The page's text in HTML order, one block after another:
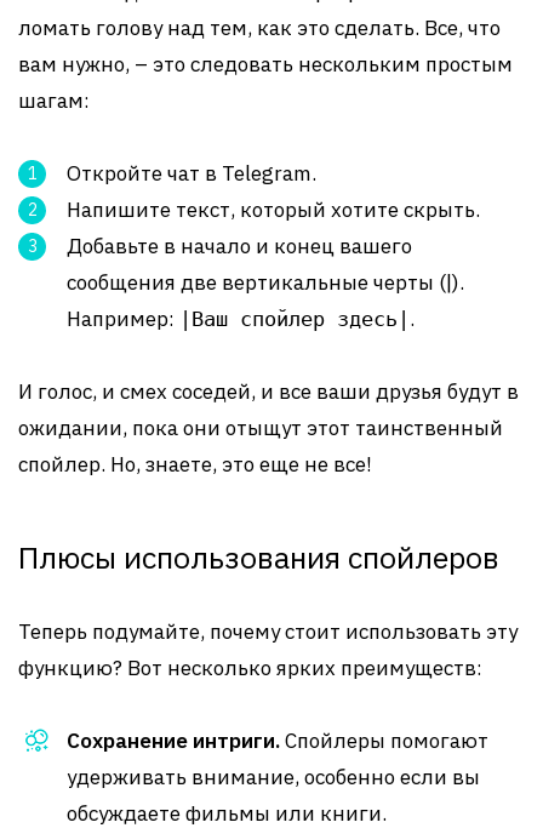
ломать голову над тем, как это сделать. Все, что
вам нужно, – это следовать нескольким простым
шагам:
Откройте чат в Telegram.
Напишите текст, который хотите скрыть.
Добавьте в начало и конец вашего
сообщения две вертикальные черты (|).
Например:
|Ваш спойлер здесь| .
И голос, и смех соседей, и все ваши друзья будут в
ожидании, пока они отыщут этот таинственный
спойлер. Но, знаете, это еще не все!
Плюсы использования спойлеров
Теперь подумайте, почему стоит использовать эту
функцию? Вот несколько ярких преимуществ:
Сохранение интриги.Спойлеры помогают
удерживать внимание, особенно если вы
обсуждаете фильмы или книги.